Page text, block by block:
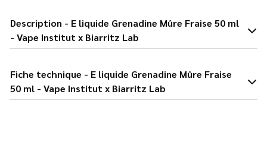
Description - E liquide Grenadine Mûre Fraise 50 ml
- Vape Institut x Biarritz Lab
Fiche technique - E liquide Grenadine Mûre Fraise
50 ml - Vape Institut x Biarritz Lab